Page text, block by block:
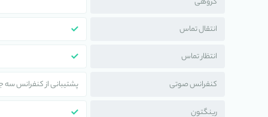
انتقال تماس
انتظار تماس
کنفرانس صوتی پشتیبانی از کنفرانس سه
رینگتون